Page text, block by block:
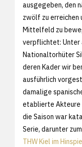
ausgegeben, den
zwölf zu erreichen
Mittelfeld zu
verpflichtet: Unter
Nationaltorhüter
deren Kader wir
ausführlich
damalige
etablierte Akteure
die Saison war
Serie, darunter
THW Kiel im